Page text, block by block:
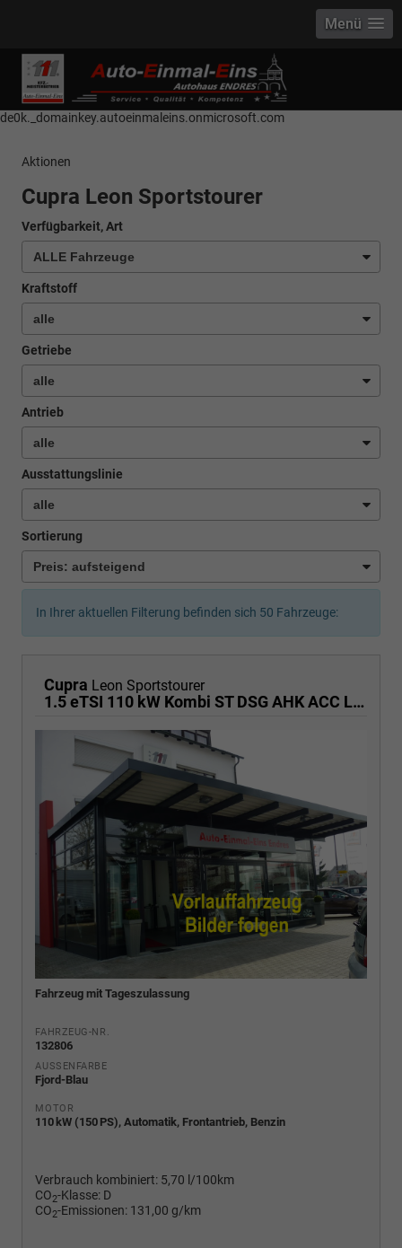
------------ Host Name : selector1._domainkey Points to address or value:
selector1-aee-de0k._domainkey.autoeinmaleins.onmicrosoft.com Host
Name : selector2._domainkey Points to address or value: selector2-aee-
de0k._domainkey.autoeinmaleins.onmicrosoft.com
Menü
Aktionen
Cupra Leon Sportstourer
Verfügbarkeit, Art
Kraftstoff
Getriebe
Antrieb
Ausstattungslinie
Sortierung
In Ihrer aktuellen Filterung befinden sich 50 Fahrzeuge:
Cupra Leon Sportstourer
1.5 eTSI 110 kW Kombi ST DSG AHK ACC LED
Fahrzeug mit Tageszulassung
FAHRZEUG-NR.
132806
AUSSENFARBE
Fjord-Blau
MOTOR
110 kW (150 PS), Automatik, Frontantrieb, Benzin
Verbrauch kombiniert: 5,70 l/100km
CO2-Klasse: D
CO2-Emissionen: 131,00 g/km